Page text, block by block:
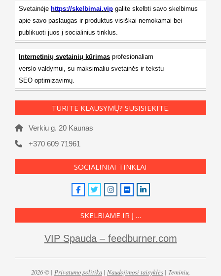
Svetainėje https://skelbimai.vip galite skelbti savo skelbimus
apie savo paslaugas ir produktus visiškai nemokamai bei
publikuoti juos į socialinius tinklus.
Internetinių svetainių kūrimas profesionaliam
verslo valdymui, su maksimaliu svetainės ir tekstu
SEO optimizavimų.
TURITE KLAUSYMŲ? SUSISIEKITE.
Verkiu g. 20 Kaunas
+370 609 71961
SOCIALINIAI TINKLAI
SKELBIAME IR Į …
VIP Spauda – feedburner.com
2026 © | Privatumo politika | Naudojimosi taisyklės | Teminiu,